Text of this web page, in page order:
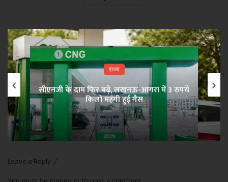
राज्य
सीएनजी के दाम फिर बढ़े, लखनऊ-आगरा में 3 रुपये
किलो महंगी हुई गैस
Leave a Reply